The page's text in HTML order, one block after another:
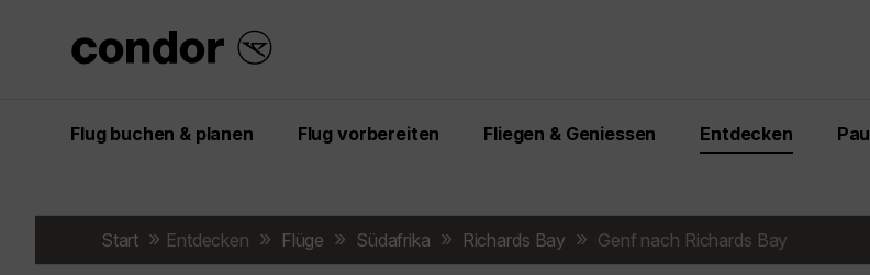
Flug buchen & planen Flug vorbereiten Fliegen & Geniessen Entdecken
Start Entdecken Flüge Südafrika Richards Bay Genf nach Richards Bay